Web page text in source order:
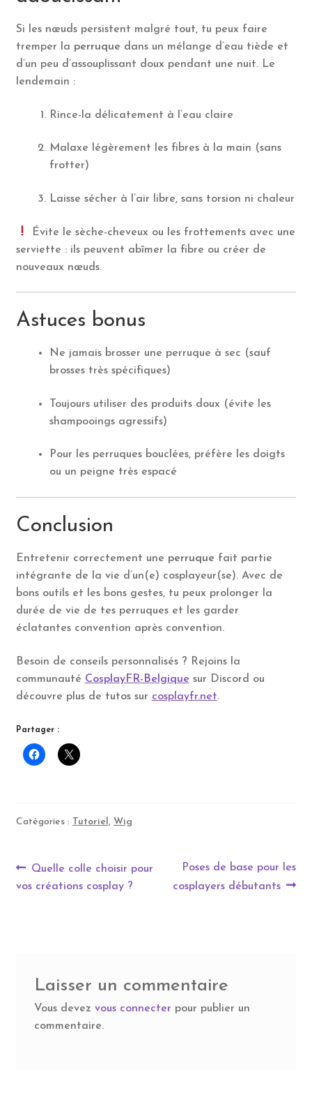
Si les nœuds persistent malgré tout, tu peux faire
tremper la perruquedans un mélange d’eau tiède et
d’un peu d’assouplissant doux pendant une nuit. Le
lendemain :
Rince-la délicatement à l’eau claire
Malaxe légèrement les fibres à la main (sans
frotter)
Laisse sécher à l’air libre, sans torsion ni chaleur
Évite le sèche-cheveux ou les frottements avec une
serviette : ils peuvent abîmer la fibre ou créer de
nouveaux nœuds.
Astuces bonus
Ne jamais brosser une perruque à sec (sauf
brosses très spécifiques)
Toujours utiliser des produits doux (évite les
shampooings agressifs)
Pour les perruques bouclées, préfère les doigts
ou un peigne très espacé
Conclusion
Entretenir correctement une perruquefait partie
intégrante de la vie d’un(e) cosplayeur(se). Avec de
bons outils et les bons gestes, tu peux prolonger la
durée de vie de tes perruques et les garder
éclatantes convention après convention.
Besoin de conseils personnalisés ? Rejoins la
communauté CosplayFR-Belgiquesur Discord ou
découvre plus de tutos sur cosplayfr.net.
Partager :
Catégories : Tutoriel , Wig
Navigation
de
Article
précédent :
Quelle colle choisir pour
vos créations cosplay ?
Article
suivant :
Poses de base pour les
cosplayers débutants
Laisser un commentaire
Vous devez vous connecter pour publier un
commentaire.